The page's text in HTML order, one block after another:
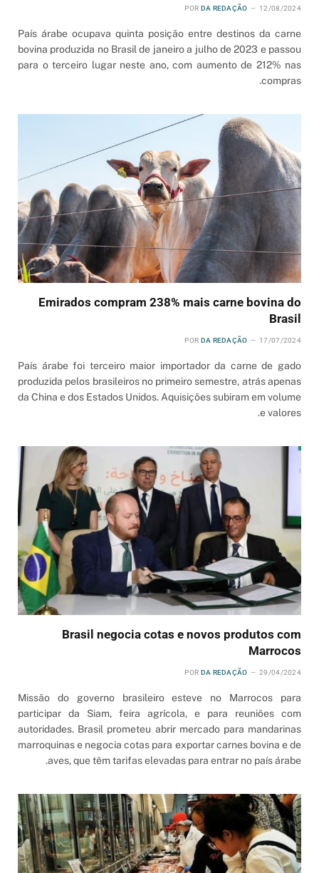
POR DA REDAÇÃO 12/08/2024
País árabe ocupava quinta posição entre destinos da carne
bovina produzida no Brasil de janeiro a julho de 2023 e passou
para o terceiro lugar neste ano, com aumento de 212% nas
compras.
Emirados compram 238% mais carne bovina do
Brasil
POR DA REDAÇÃO 17/07/2024
País árabe foi terceiro maior importador da carne de gado
produzida pelos brasileiros no primeiro semestre, atrás apenas
da China e dos Estados Unidos. Aquisições subiram em volume
e valores.
Brasil negocia cotas e novos produtos com
Marrocos
POR DA REDAÇÃO 29/04/2024
Missão do governo brasileiro esteve no Marrocos para
participar da Siam, feira agrícola, e para reuniões com
autoridades. Brasil prometeu abrir mercado para mandarinas
marroquinas e negocia cotas para exportar carnes bovina e de
aves, que têm tarifas elevadas para entrar no país árabe.